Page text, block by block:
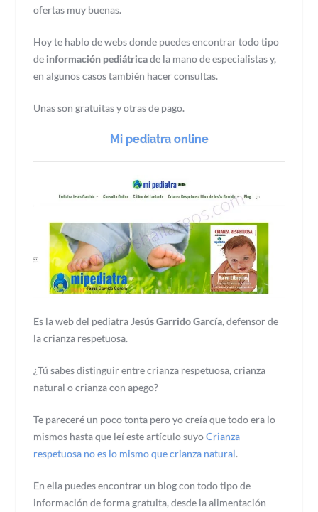
ofertas muy buenas.
Hoy te hablo de webs donde puedes encontrar todo tipo
de información pediátricade la mano de especialistas y,
en algunos casos también hacer consultas.
Unas son gratuitas y otras de pago.
Mi pediatra online
Es la web del pediatraJesús Garrido García, defensor de
la crianza respetuosa.
¿Tú sabes distinguir entre crianza respetuosa, crianza
natural o crianza con apego?
Te pareceré un poco tonta pero yo creía que todo era lo
mismos hasta que leí este artículo suyoCrianza
respetuosa no es lo mismo que crianza natural.
En ella puedes encontrar un blog con todo tipo de
información de forma gratuita, desde la alimentación